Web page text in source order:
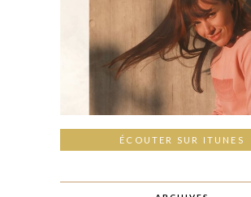
ÉCOUTER SUR ITUNES